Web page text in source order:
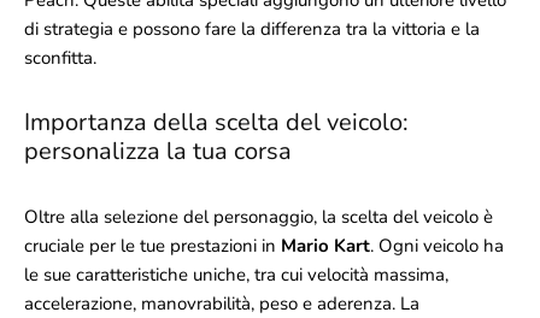
di strategia e possono fare la differenza tra la vittoria e la
sconfitta.
Importanza della scelta del veicolo:
personalizza la tua corsa
Oltre alla selezione del personaggio, la scelta del veicolo è
cruciale per le tue prestazioni in Mario Kart. Ogni veicolo ha
le sue caratteristiche uniche, tra cui velocità massima,
accelerazione, manovrabilità, peso e aderenza. La